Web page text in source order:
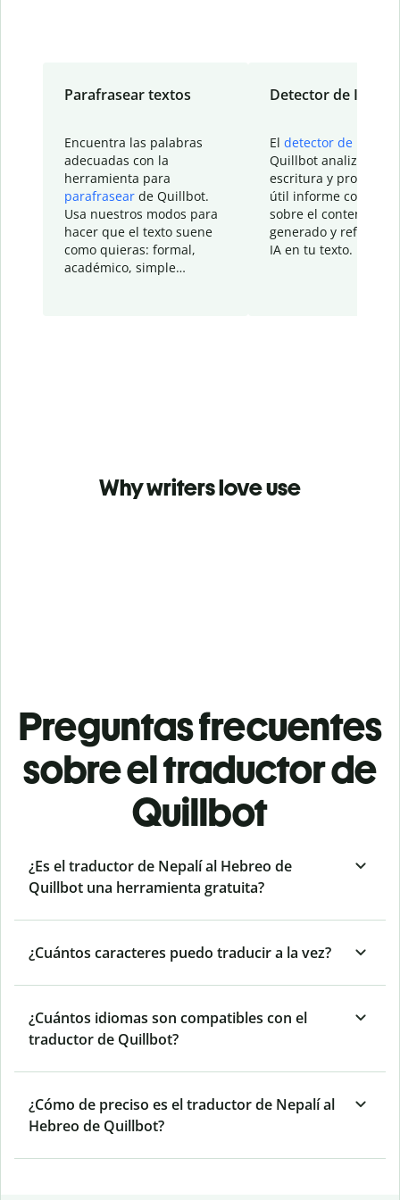
Parafrasear textos
Encuentra las palabras
adecuadas con la
herramienta para
parafrasear de Quillbot.
Usa nuestros modos para
hacer que el texto suene
como quieras: formal,
académico, simple…
Detector de IA
El detector de IA
Quillbot analiza tu
escritura y
útil informe con
sobre el contenido
generado y refinado
IA en tu texto.
Why writers love use
Preguntas frecuentes
sobre el traductor de
Quillbot
¿Es el traductor de Nepalí al Hebreo de
Quillbot una herramienta gratuita?
¿Cuántos caracteres puedo traducir a la vez?
¿Cuántos idiomas son compatibles con el
traductor de Quillbot?
¿Cómo de preciso es el traductor de Nepalí al
Hebreo de Quillbot?